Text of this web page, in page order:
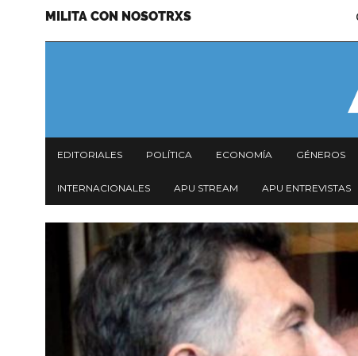
Menu
MILITA CON NOSOTRXS
Navegación
principal
EDITORIALES POLÍTICA ECONOMÍA GÉNEROS
INTERNACIONALES APU STREAM APU ENTREVISTAS